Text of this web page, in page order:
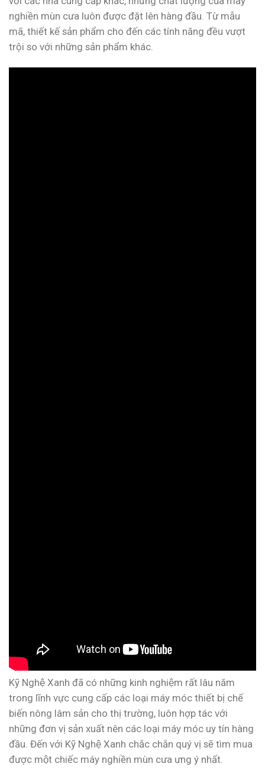
nghiền mùn cưa luôn được đặt lên hàng đầu. Từ mẫu
mã, thiết kế sản phẩm cho đến các tính năng đều vượt
trội so với những sản phẩm khác.
Kỹ Nghệ Xanh đã có những kinh nghiệm rất lâu năm
trong lĩnh vực cung cấp các loại máy móc thiết bị chế
biến nông lâm sản cho thị trường, luôn hợp tác với
những đơn vị sản xuất nên các loại máy móc uy tín hàng
đầu. Đến với Kỹ Nghệ Xanh chắc chắn quý vị sẽ tìm mua
được một chiếc máy nghiền mùn cưa ưng ý nhất.